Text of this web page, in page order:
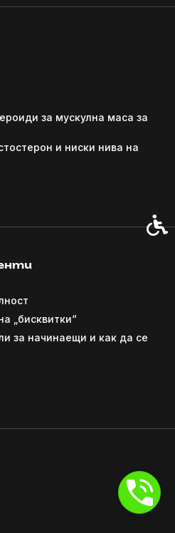
за мускулна маса за
и ниски нива на
„бисквитки“
за начинаещи и как да се